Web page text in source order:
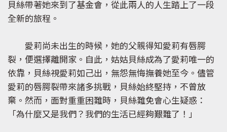
貝絲帶著她來到了基金會，從此兩人的人生踏上了一段
全新的旅程。
愛莉尚未出生的時候，她的父親得知愛莉有唇腭
裂，便選擇離開家。自此，姑姑貝絲成為了愛莉唯一的
依靠，貝絲視愛莉如己出，無怨無悔撫養她至今。儘管
愛莉的唇腭裂帶來諸多挑戰，貝絲始終堅持，不曾放
棄。然而，面對重重困難時，貝絲難免會心生疑惑：
「為什麼又是我們？我們的生活已經夠艱難了！」